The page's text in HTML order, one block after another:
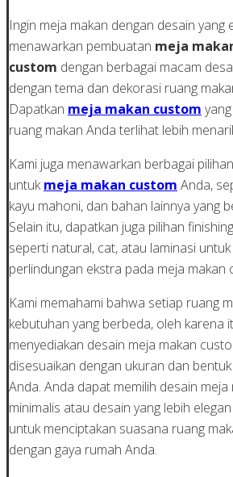
Ingin meja makan dengan desain yang
menawarkan pembuatan meja
custom dengan berbagai macam
dengan tema dan dekorasi ruang
Dapatkan meja makan custom
ruang makan Anda terlihat lebih
Kami juga menawarkan berbagai
untukmeja makan custom Anda,
kayu mahoni, dan bahan lainnya yang
Selain itu, dapatkan juga pilihan
seperti natural, cat, atau laminasi
perlindungan ekstra pada meja makan
Kami memahami bahwa setiap ruang
kebutuhan yang berbeda, oleh karena
menyediakan desain meja makan
disesuaikan dengan ukuran dan
Anda. Anda dapat memilih desain
minimalis atau desain yang lebih
untuk menciptakan suasana ruang
dengan gaya rumah Anda.